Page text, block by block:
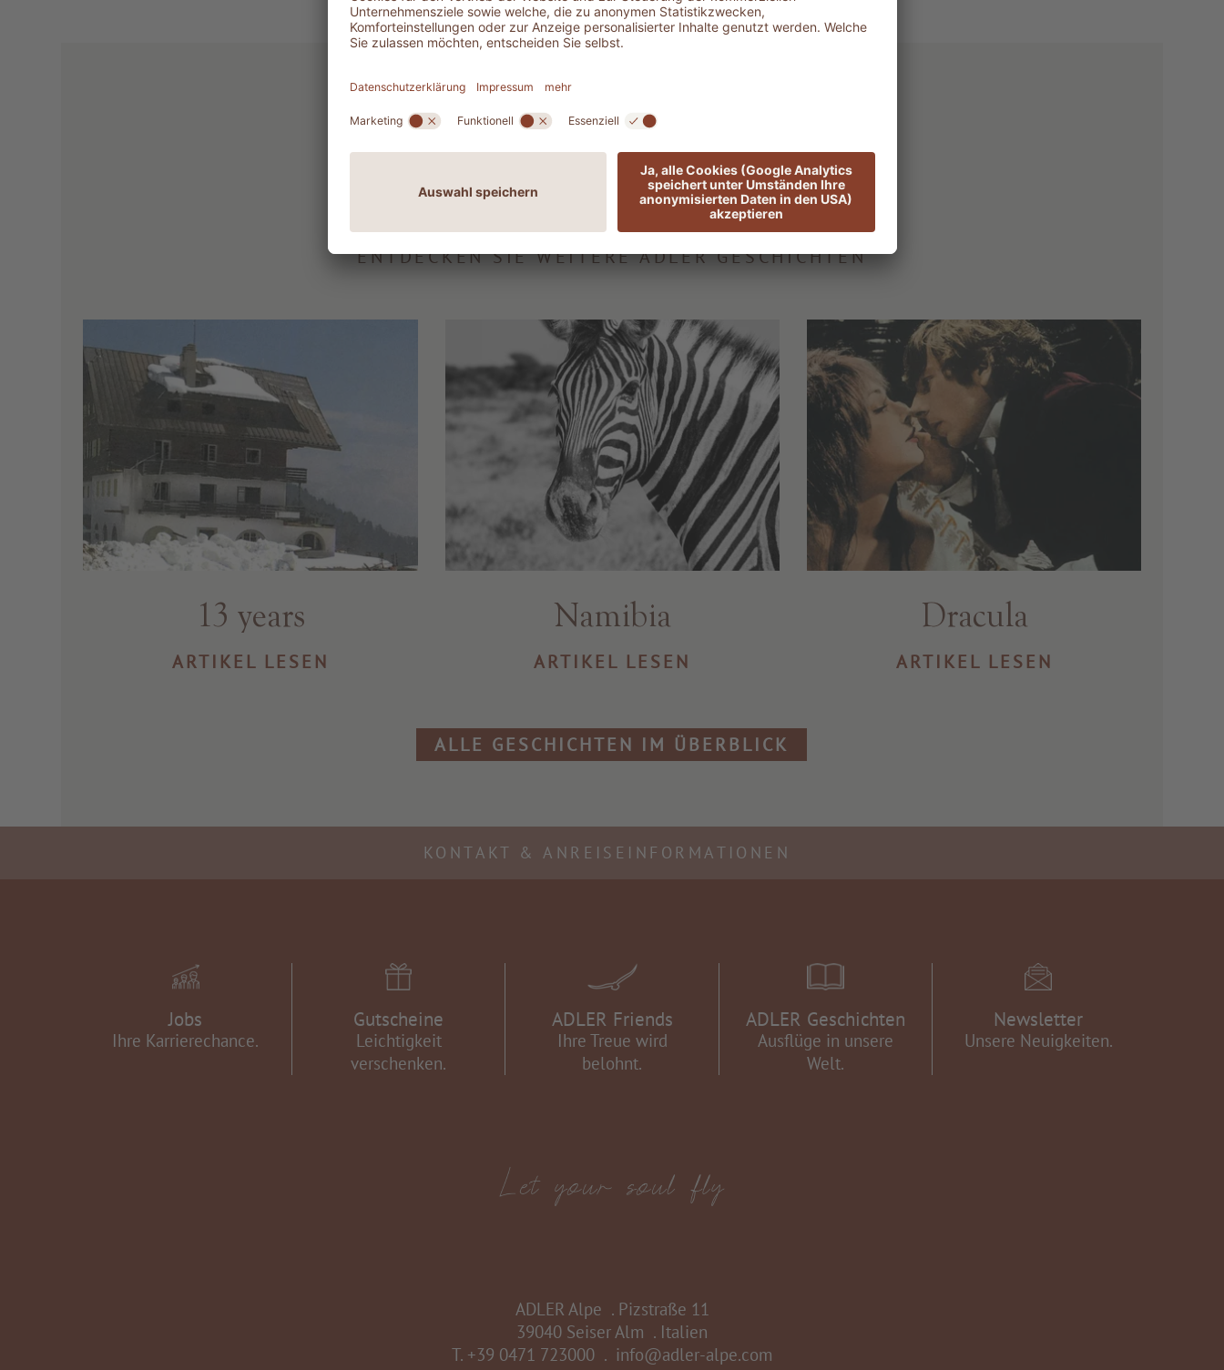
THE LODGE SPIRIT - THE STORY
Mehr Worte zum Träumen
ENTDECKEN SIE WEITERE ADLER GESCHICHTEN
13 years
ARTIKEL LESEN
Namibia
ARTIKEL LESEN
Dracula
ARTIKEL LESEN
ALLE GESCHICHTEN IM ÜBERBLICK
KONTAKT & ANREISEINFORMATIONEN
Jobs
Ihre Karrierechance.
Gutscheine
Leichtigkeit
verschenken.
ADLER Friends
Ihre Treue wird
belohnt.
ADLER Geschichten
Ausflüge in unsere
Welt.
Newsletter
Unsere Neuigkeiten.
ADLER Alpe . Pizstraße 11
39040 Seiser Alm . Italien
T. +39 0471 723000 . info@adler-alpe.com